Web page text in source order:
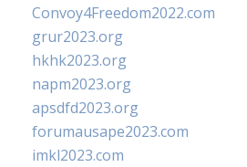
Convoy4Freedom2022.com
grur2023.org
hkhk2023.org
napm2023.org
apsdfd2023.org
forumausape2023.com
imkl2023.com